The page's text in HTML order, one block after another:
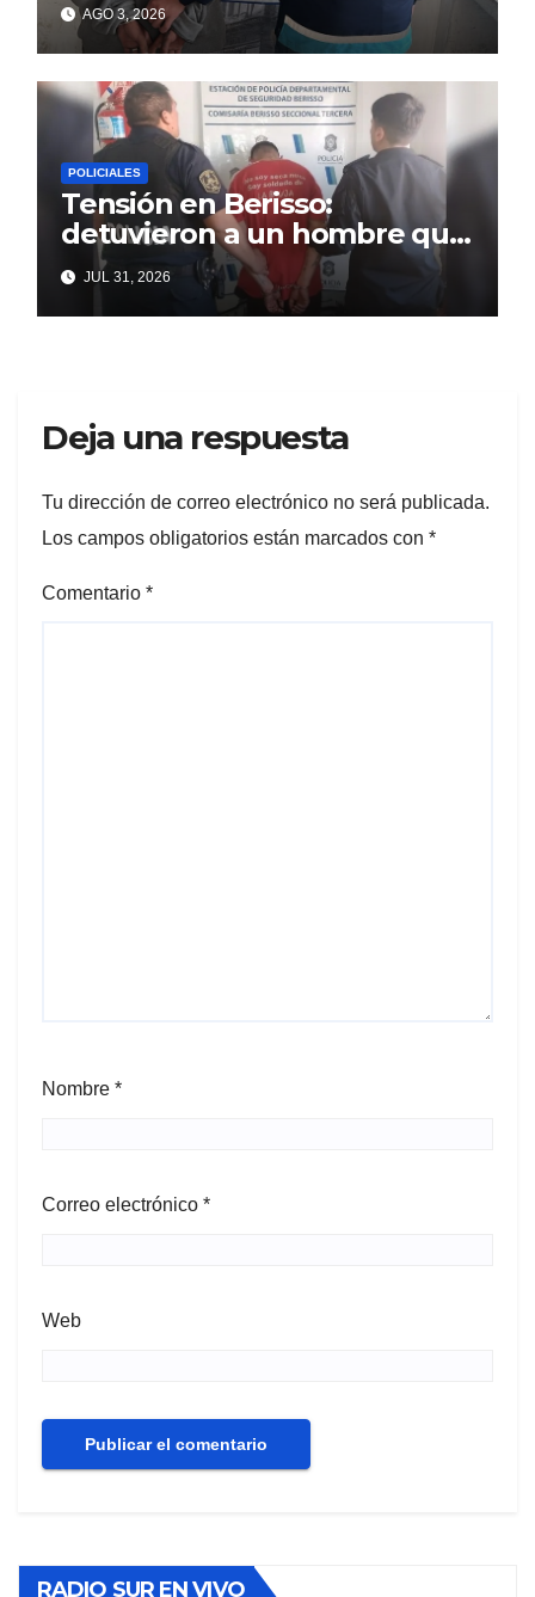
tatuador
AGO 3, 2026
POLICIALES
Tensión en Berisso:
detuvieron a un hombre que
amenazaba a su familia y
vecinos con un arma
JUL 31, 2026
Deja una respuesta
Tu dirección de correo electrónico no será publicada.
Los campos obligatorios están marcados con *
Comentario *
Nombre *
Correo electrónico *
Web
RADIO SUR EN VIVO